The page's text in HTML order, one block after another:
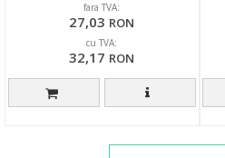
fara TVA:
27,03 RON
cu TVA:
32,17 RON